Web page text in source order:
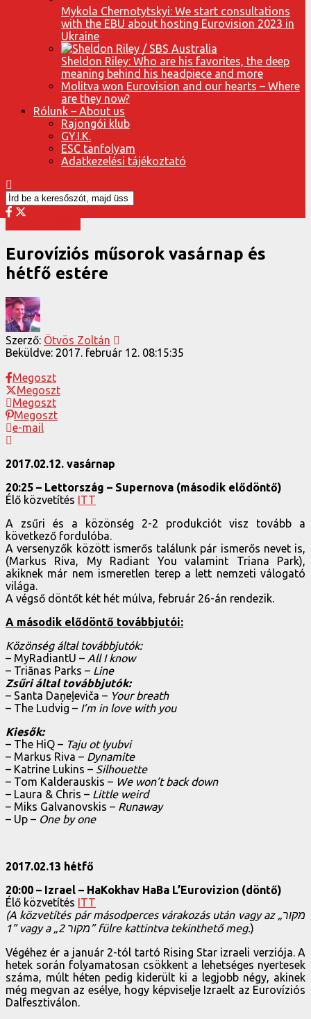
Mykola Chernotytskyi: We start consultations
with the EBU about hosting Eurovision 2023 in
Ukraine
Sheldon Riley: Who are his favorites, the deep
meaning behind his headpiece and more
Molitva won Eurovision and our hearts – Where
are they now?
Rólunk – About us
Rajongói klub
GY.I.K.
ESC tanfolyam
Adatkezelési tájékoztató
Eurovíziós műsorok vasárnap és
hétfő estére
Szerző: Ötvös Zoltán
Beküldve: 2017. február 12. 08:15:35
Megoszt
Megoszt
Megoszt
Megoszt
e-mail
2017.02.12. vasárnap
20:25 – Lettország – Supernova (második elődöntő)
Élő közvetítés ITT
A zsűri és a közönség 2-2 produkciót visz tovább a
következő fordulóba.
A versenyzők között ismerős találunk pár ismerős nevet is,
(Markus Riva, My Radiant You valamint Triana Park),
akiknek már nem ismeretlen terep a lett nemzeti válogató
világa.
A végső döntőt két hét múlva, február 26-án rendezik.
A második elődöntő továbbjutói:
Közönség által továbbjutók:
– MyRadiantU – All I know
– Triānas Parks – Line
Zsűri által továbbjutók:
– Santa Daņeļeviča – Your breath
– The Ludvig – I’m in love with you
Kiesők:
– The HiQ – Taju ot lyubvi
– Markus Riva – Dynamite
– Katrine Lukins – Silhouette
– Tom Kalderauskis – We won’t back down
– Laura & Chris – Little weird
– Miks Galvanovskis – Runaway
– Up – One by one
2017.02.13 hétfő
20:00 – Izrael – HaKokhav HaBa L’Eurovizion (döntő)
Élő közvetítés ITT
(A közvetítés pár másodperces várakozás után vagy az „מקור
1” vagy a „מקור 2” fülre kattintva tekinthető meg.)
Végéhez ér a január 2-tól tartó Rising Star izraeli verziója. A
hetek során folyamatosan csökkent a lehetséges nyertesek
száma, múlt héten pedig kiderült ki a legjobb négy, akinek
még megvan az esélye, hogy képviselje Izraelt az Eurovíziós
Dalfesztiválon.